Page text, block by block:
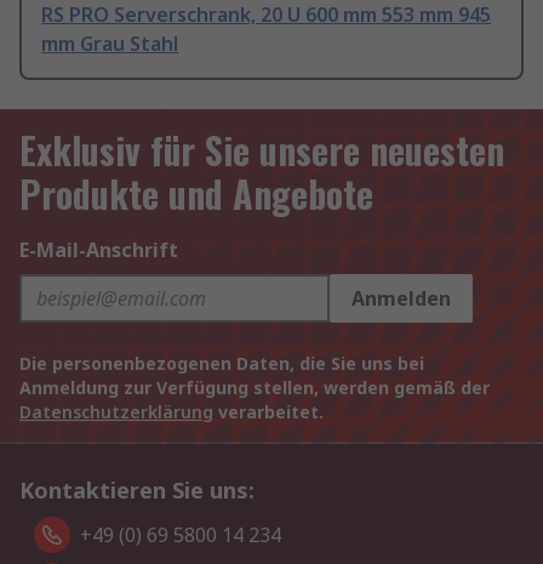
RS PRO Serverschrank, 20 U 600 mm 553 mm 945
mm Grau Stahl
Exklusiv für Sie unsere neuesten
Produkte und Angebote
E-Mail-Anschrift
Anmelden
Die personenbezogenen Daten, die Sie uns bei
Anmeldung zur Verfügung stellen, werden gemäß der
Datenschutzerklärung verarbeitet.
Kontaktieren Sie uns:
+49 (0) 69 5800 14 234